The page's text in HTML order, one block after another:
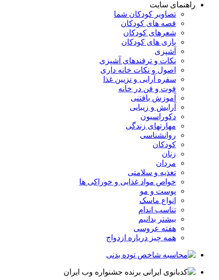
راهنمای سایت
تصاویر کودکان شما
قصه های کودکان
شعرهای کودکان
بازی های کودکان
آشپزی
نکات و ترفندهای آشپزی
اصول و نکات خانه داری
سفره آرایی و تزیین غذا
فوت و فن در خانه
آموزش بافتنی
آرایش و زیبایی
دکوراسیون
مهارتهای زندگی
روانشناسی
کودکان
زنان
مردان
تغذیه و سلامتی
خواص مواد غذایی و خوراکی ها
پوست و مو
انواع ماسک
تناسب اندام
بیشتر بدانیم
هفته عروسی
همه چیز درباره ازدواج